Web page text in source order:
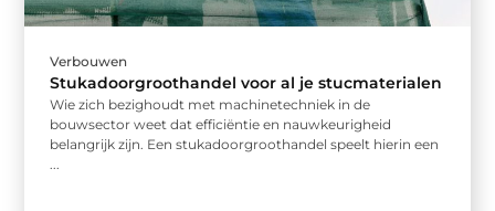
Verbouwen
Stukadoorgroothandel voor al je stucmaterialen
Wie zich bezighoudt met machinetechniek in de
bouwsector weet dat efficiëntie en nauwkeurigheid
belangrijk zijn. Een stukadoorgroothandel speelt hierin een